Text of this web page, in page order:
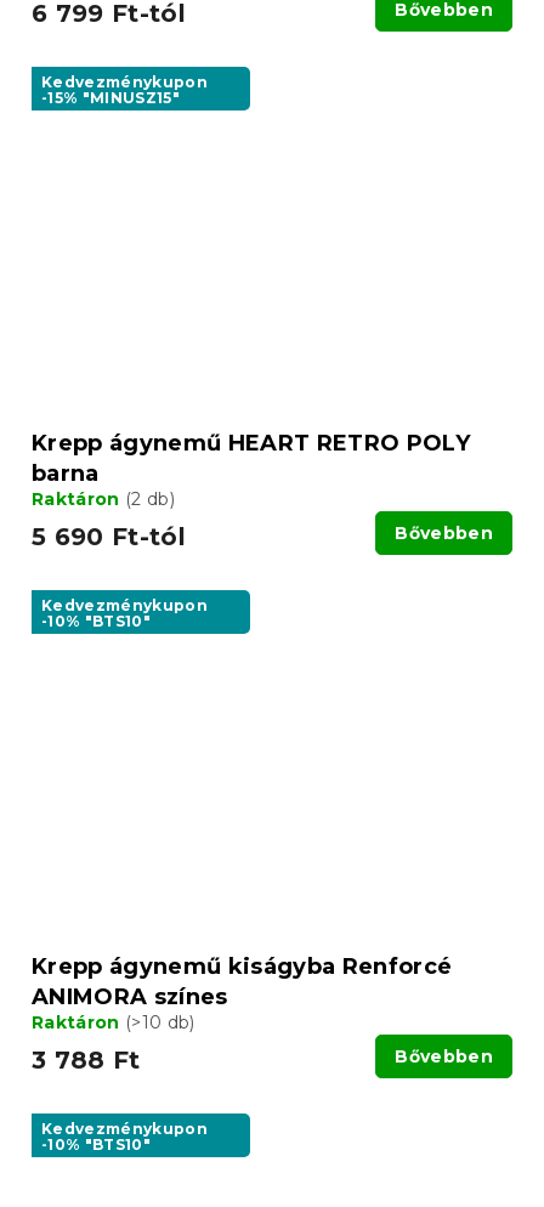
6 799 Ft-tól Bővebben
Kedvezménykupon
-15% "MINUSZ15"
Krepp ágynemű HEART RETRO POLY
barna
Raktáron (2 db)
5 690 Ft-tól Bővebben
Kedvezménykupon
-10% "BTS10"
Krepp ágynemű kiságyba Renforcé
ANIMORA színes
Raktáron (>10 db)
3 788 Ft Bővebben
Kedvezménykupon
-10% "BTS10"